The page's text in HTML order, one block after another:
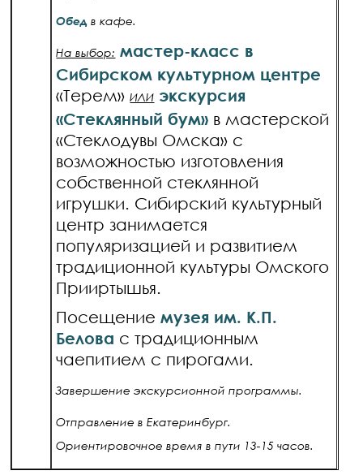
Обед в кафе.
На выбор: мастер-класс в
Сибирском культурном центре
«Терем»ИЛИ экскурсия
«Стеклянный бум» в мастерской
«Стеклодувы Омска» с
возможностью изготовления
собственной стеклянной
игрушки. Сибирский культурный
центр занимается
популяризацией и развитием
традиционной культуры Омского
Прииртышья.
Посещениемузея им. К.П.
Белова с традиционным
чаепитием с пирогами.
Завершение экскурсионной программы.
Отправление в Екатеринбург.
Ориентировочное время в пути 13-15 часов.